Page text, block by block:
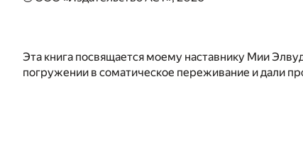
Эта книга посвящается моему наставнику Мии
погружении в соматическое переживание и дали